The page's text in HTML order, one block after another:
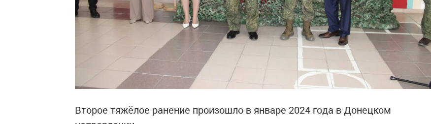
Второе тяжёлое ранение произошло в январе 2024 года в Донецком